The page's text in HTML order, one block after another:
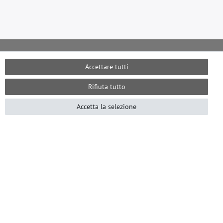
Garanzia 14 giorni soddisfatti o
rimborsati
Accettare tutti
Rifiuta tutto
Accetta la selezione